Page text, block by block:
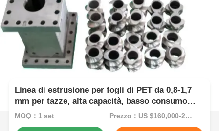
Linea di estrusione per fogli di PET da 0,8-1,7
mm per tazze, alta capacità, basso consumo
energetico
MOQ：1 set Prezzo：US $160,000-200,000/Set (Reference FOB Price)